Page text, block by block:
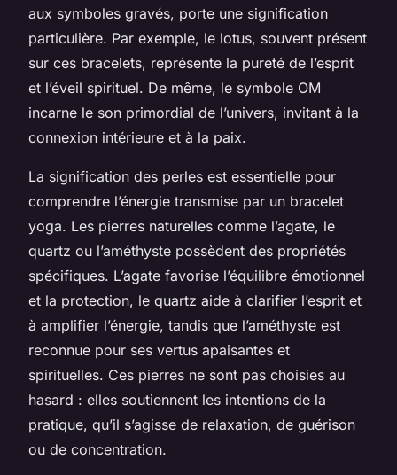
aux symboles gravés, porte une signification
particulière. Par exemple, le lotus, souvent présent
sur ces bracelets, représente la pureté de l’esprit
et l’éveil spirituel. De même, le symbole OM
incarne le son primordial de l’univers, invitant à la
connexion intérieure et à la paix.
La signification des perles est essentielle pour
comprendre l’énergie transmise par un bracelet
yoga. Les pierres naturelles comme l’agate, le
quartz ou l’améthyste possèdent des propriétés
spécifiques. L’agate favorise l’équilibre émotionnel
et la protection, le quartz aide à clarifier l’esprit et
à amplifier l’énergie, tandis que l’améthyste est
reconnue pour ses vertus apaisantes et
spirituelles. Ces pierres ne sont pas choisies au
hasard : elles soutiennent les intentions de la
pratique, qu’il s’agisse de relaxation, de guérison
ou de concentration.